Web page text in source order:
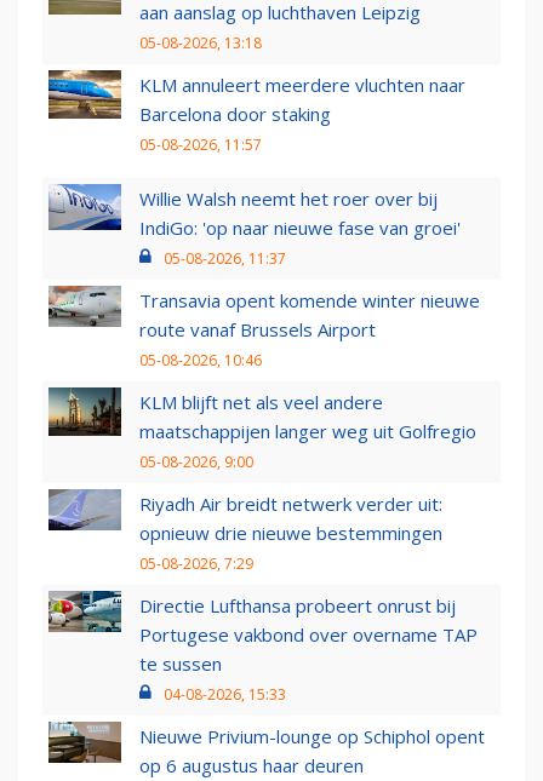
aan aanslag op luchthaven Leipzig
05-08-2026, 13:18
KLM annuleert meerdere vluchten naar
Barcelona door staking
05-08-2026, 11:57
Willie Walsh neemt het roer over bij
IndiGo: 'op naar nieuwe fase van groei'
05-08-2026, 11:37
Transavia opent komende winter nieuwe
route vanaf Brussels Airport
05-08-2026, 10:46
KLM blijft net als veel andere
maatschappijen langer weg uit Golfregio
05-08-2026, 9:00
Riyadh Air breidt netwerk verder uit:
opnieuw drie nieuwe bestemmingen
05-08-2026, 7:29
Directie Lufthansa probeert onrust bij
Portugese vakbond over overname TAP
te sussen
04-08-2026, 15:33
Nieuwe Privium-lounge op Schiphol opent
op 6 augustus haar deuren